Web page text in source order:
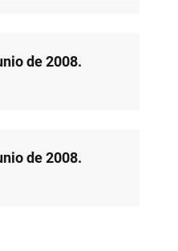
de 2008.
de 2008.